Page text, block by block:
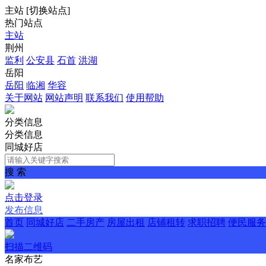
主站 [切换站点]
热门站点
主站
荆州
监利 公安县 石首 洪湖
岳阳
岳阳 临湘 华容
关于网站 网站声明 联系我们 使用帮助
分类信息
分类信息
同城好店
搜 索
点击登录
发布信息
首页 同城好店 二手房产 房屋出租 店铺租转 求职招聘 便民服务
扫描二维码
名家布艺